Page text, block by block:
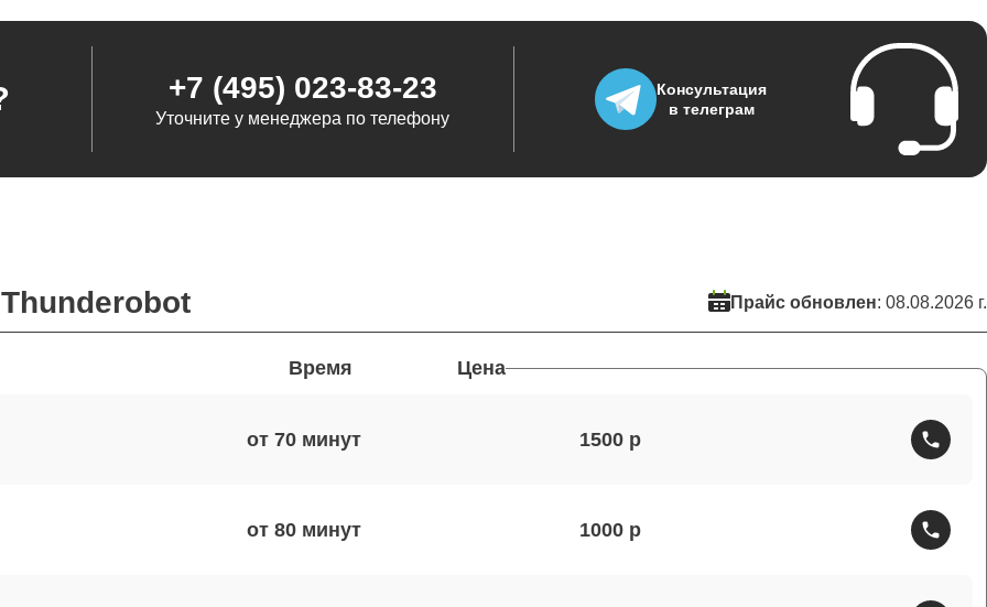
+7 (495) 023-83-23
Уточните у менеджера по телефону
Консультация
в телеграм
Прайс обновлен: 08.08.2026 г.
Время Цена
от 70 1500
от 80 1000